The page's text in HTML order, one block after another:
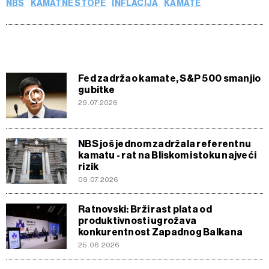
NBS KAMATNE STOPE INFLACIJA KAMATE
Fed zadržao kamate, S&P 500 smanjio
gubitke
29.07.2026
NBS još jednom zadržala referentnu
kamatu - rat na Bliskom istoku najveći
rizik
09.07.2026
Ratnovski: Brži rast plata od
produktivnosti ugrožava
konkurentnost Zapadnog Balkana
25.06.2026